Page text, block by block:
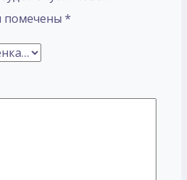
помечены *